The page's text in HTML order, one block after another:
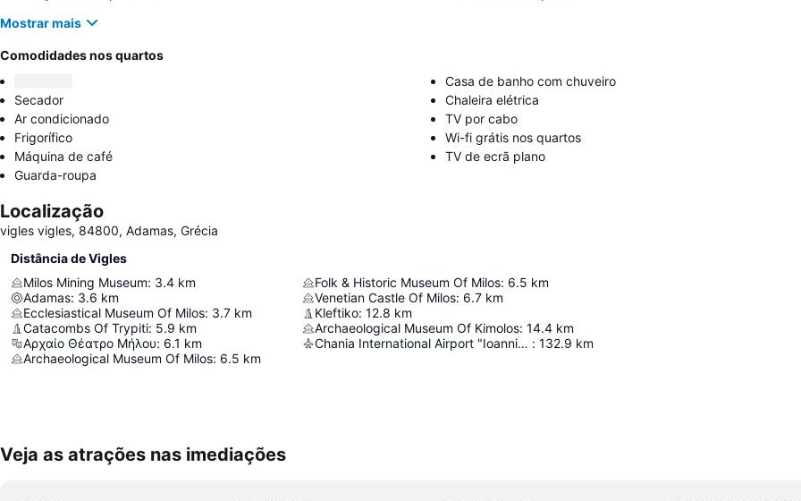
Mostrar mais
Comodidades nos quartos
Casa de banho com chuveiro
Secador
Chaleira elétrica
Ar condicionado
TV por cabo
Frigorífico
Wi-fi grátis nos quartos
Máquina de café
TV de ecrã plano
Guarda-roupa
Localização
vigles vigles, 84800, Adamas, Grécia
Distância de Vigles
Milos Mining Museum: 3.4 km
Adamas: 3.6 km
Ecclesiastical Museum Of Milos: 3.7 km
Catacombs Of Trypiti: 5.9 km
Αρχαίο Θέατρο Μήλου: 6.1 km
Archaeological Museum Of Milos: 6.5 km
Folk & Historic Museum Of Milos: 6.5 km
Venetian Castle Of Milos: 6.7 km
Kleftiko: 12.8 km
Archaeological Museum Of Kimolos: 14.4 km
Chania International Airport "Ioannis Daskalogiannis" : 132.9 km
Veja as atrações nas imediações